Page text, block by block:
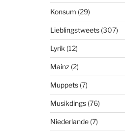
Konsum (29)
Lieblingstweets(307)
Lyrik (12)
Mainz (2)
Muppets(7)
Musikdings(76)
Niederlande(7)